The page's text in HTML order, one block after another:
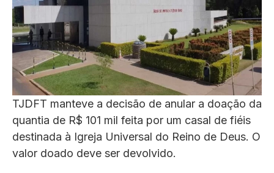
TJDFT manteve a decisão de anular a doação da
quantia de R$ 101 mil feita por um casal de fiéis
destinada à Igreja Universal do Reino de Deus. O
valor doado deve ser devolvido.